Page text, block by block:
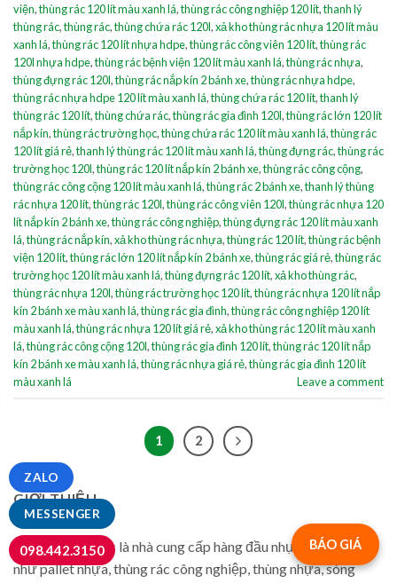
viện,thùng rác 120 lít màu xanh lá,thùng rác công nghiệp 120 lít,thanh lý
thùng rác,thùng rác,thùng chứa rác 120l,xả kho thùng rác nhựa 120 lít màu
xanh lá,thùng rác 120 lít nhựa hdpe,thùng rác công viên 120 lít,thùng rác
120l nhựa hdpe,thùng rác bệnh viện 120 lít màu xanh lá,thùng rác nhựa,
thùng đựng rác 120l,thùng rác nắp kín 2 bánh xe,thùng rác nhựa hdpe,
thùng rác nhựa hdpe 120 lít màu xanh lá,thùng chứa rác 120 lít,thanh lý
thùng rác 120 lít,thùng chứa rác,thùng rác gia đình 120l,thùng rác lớn 120 lít
nắp kín,thùng rác trường học,thùng chứa rác 120 lít màu xanh lá,thùng rác
120 lít giá rẻ,thanh lý thùng rác 120 lít màu xanh lá,thùng đựng rác,thùng rác
trường học 120l,thùng rác 120 lít nắp kín 2 bánh xe,thùng rác công cộng,
thùng rác công cộng 120 lít màu xanh lá,thùng rác 2 bánh xe,thanh lý thùng
rác nhựa 120 lít,thùng rác 120l,thùng rác công viên 120l,thùng rác nhựa 120
lít nắp kín 2 bánh xe,thùng rác công nghiệp,thùng đựng rác 120 lít màu xanh
lá,thùng rác nắp kín,xả kho thùng rác nhựa,thùng rác 120 lít,thùng rác bệnh
viện 120 lít,thùng rác lớn 120 lít nắp kín 2 bánh xe,thùng rác giá rẻ,thùng rác
trường học 120 lít màu xanh lá,thùng đựng rác 120 lít,xả kho thùng rác,
thùng rác nhựa 120l,thùng rác trường học 120 lít,thùng rác nhựa 120 lít nắp
kín 2 bánh xe màu xanh lá,thùng rác gia đình,thùng rác công nghiệp 120 lít
màu xanh lá,thùng rác nhựa 120 lít giá rẻ,xả kho thùng rác 120 lít màu xanh
lá,thùng rác công cộng 120l,thùng rác gia đình 120 lít,thùng rác 120 lít nắp
kín 2 bánh xe màu xanh lá,thùng rác nhựa giá rẻ,thùng rác gia đình 120 lít
màu xanh lá
Leave a comment
1 2
GIỚI THIỆU
Viet Xanh Plastic là nhà cung cấp hàng đầu nhựa công nghiệp
như pallet nhựa, thùng rác công nghiệp, thùng nhựa, sóng
BÁO GIÁ
MESSENGER
ZALO
098.442.3150